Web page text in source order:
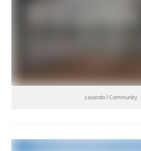
casando | Community